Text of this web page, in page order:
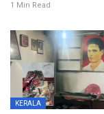
1 Min Read
KERALA